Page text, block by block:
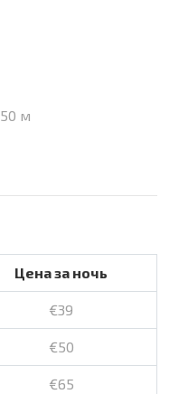
50 м
Цена за ночь
€39
€50
€65